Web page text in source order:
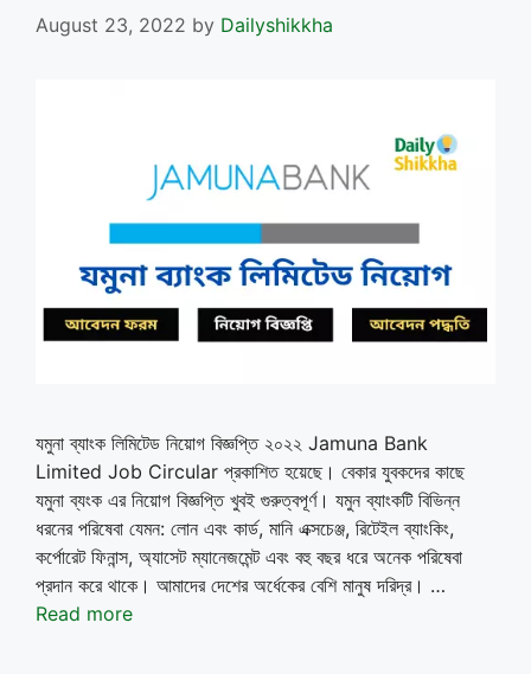
August 23, 2022 by Dailyshikkha
যমুনা ব্যাংক লিমিটেড নিয়োগ বিজ্ঞপ্তি ২০২২ Jamuna Bank
Limited Job Circular প্রকাশিত হয়েছে। বেকার যুবকদের কাছে
যমুনা ব্যংক এর নিয়োগ বিজ্ঞপ্তি খুবই গুরুত্বপূর্ণ। যমুন ব্যাংকটি বিভিন্ন
ধরনের পরিষেবা যেমন: লোন এবং কার্ড, মানি এক্সচেঞ্জ, রিটেইল ব্যাংকিং,
কর্পোরেট ফিনান্স, অ্যাসেট ম্যানেজমেন্ট এবং বহু বছর ধরে অনেক পরিষেবা
প্রদান করে থাকে। আমাদের দেশের অর্ধেকের বেশি মানুষ দরিদ্র। …
Read more